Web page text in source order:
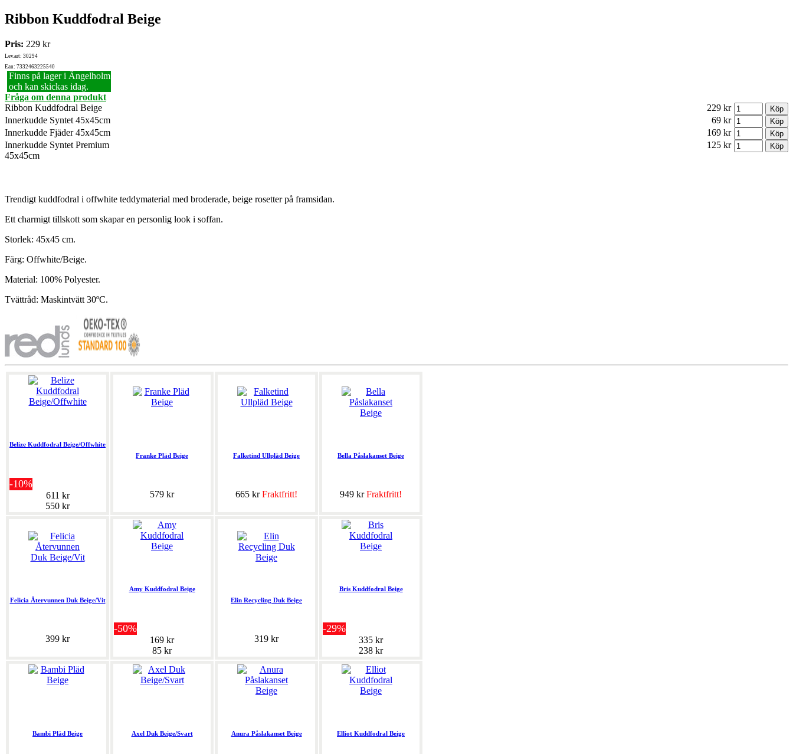
Ribbon Kuddfodral Beige
Pris: 229 kr
Lev.art: 30294
Ean: 7332463225540
Finns på lager i Ängelholm
och kan skickas idag.
Fråga om denna produkt
Ribbon Kuddfodral Beige
229 kr
Innerkudde Syntet 45x45cm
69 kr
Innerkudde Fjäder 45x45cm
169 kr
Innerkudde Syntet Premium
45x45cm
125 kr
Trendigt kuddfodral i offwhite teddymaterial med broderade, beige rosetter på framsidan.
Ett charmigt tillskott som skapar en personlig look i soffan.
Storlek: 45x45 cm.
Färg: Offwhite/Beige.
Material: 100% Polyester.
Tvättråd: Maskintvätt 30ºC.
Belize Kuddfodral Beige/Offwhite
-10%
611 kr
550 kr
Franke Pläd Beige
579 kr
Falketind Ullpläd Beige
665 krFraktfritt!
Bella Påslakanset Beige
949 krFraktfritt!
Felicia Återvunnen Duk Beige/Vit
399 kr
Amy Kuddfodral Beige
-50%
169 kr
85 kr
Elin Recycling Duk Beige
319 kr
Bris Kuddfodral Beige
-29%
335 kr
238 kr
Bambi Pläd Beige Axel Duk Beige/Svart Anura Påslakanset Beige Elliot Kuddfodral Beige